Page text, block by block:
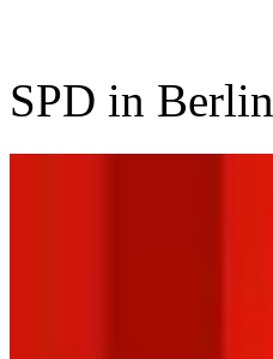
SPD in Berlin